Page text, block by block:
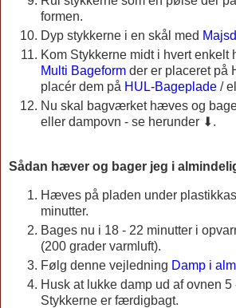
formen.
Dyp stykkerne i en skål med
Kom Stykkerne midt i hvert enkelt
Multi Bageform der er placeret på
placér dem på HUL-Bageplade /
Nu skal bagværket hæves og
eller dampovn - se herunder ⬇.
Sådan hæver og bager jeg i
Hæves på pladen under
minutter.
Bages nu i 18 - 22 minutter i
(200 grader varmluft).
Følg denne vejledning Damp i
Husk at lukke damp ud af ovnen 5
Stykkerne er færdigbagt.